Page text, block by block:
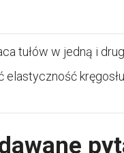
tułów w jedną i